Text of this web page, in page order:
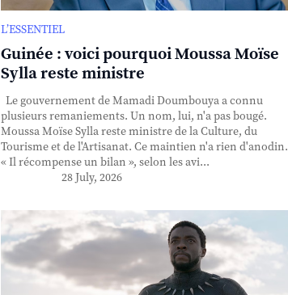
L’ESSENTIEL
Guinée : voici pourquoi Moussa Moïse
Sylla reste ministre
Le gouvernement de Mamadi Doumbouya a connu
plusieurs remaniements. Un nom, lui, n'a pas bougé.
Moussa Moïse Sylla reste ministre de la Culture, du
Tourisme et de l'Artisanat. Ce maintien n'a rien d'anodin.
« Il récompense un bilan », selon les avi...
28 July, 2026